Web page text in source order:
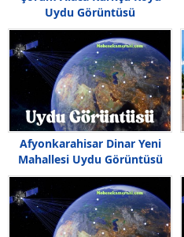
Uydu Görüntüsü
Afyonkarahisar Dinar Yeni
Mahallesi Uydu Görüntüsü